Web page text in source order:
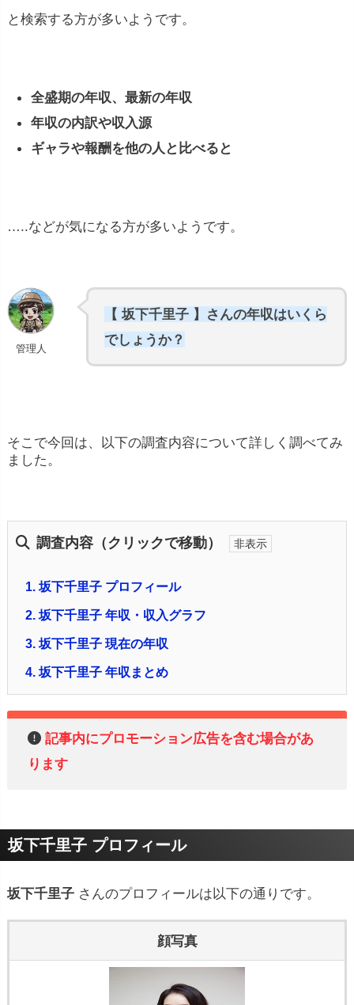
と検索する方が多いようです。
全盛期の年収、最新の年収
年収の内訳や収入源
ギャラや報酬を他の人と比べると
…..などが気になる方が多いようです。
管理人
【 坂下千里子 】さんの年収はいくら
でしょうか？
そこで今回は、以下の調査内容について詳しく調べてみ
ました。
調査内容（クリックで移動）
1. 坂下千里子 プロフィール
2. 坂下千里子 年収・収入グラフ
3. 坂下千里子 現在の年収
4. 坂下千里子 年収まとめ
記事内にプロモーション広告を含む場合があ
ります
坂下千里子 プロフィール
坂下千里子 さんのプロフィールは以下の通りです。
顔写真